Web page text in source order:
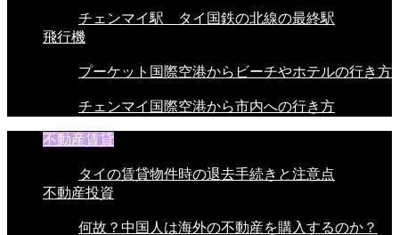
チェンマイ駅 タイ国鉄の北線の最終駅
飛行機
プーケット国際空港からビーチやホテルの行き方
チェンマイ国際空港から市内への行き方
不動産賃貸
タイの賃貸物件時の退去手続きと注意点
不動産投資
何故？中国人は海外の不動産を購入するのか？